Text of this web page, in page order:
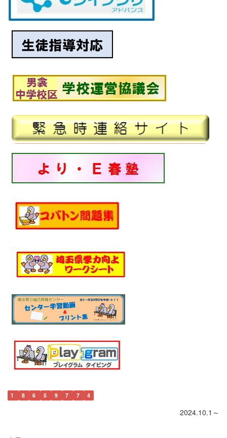
1 8 6 5 9 7 7 4
2024.10.1～